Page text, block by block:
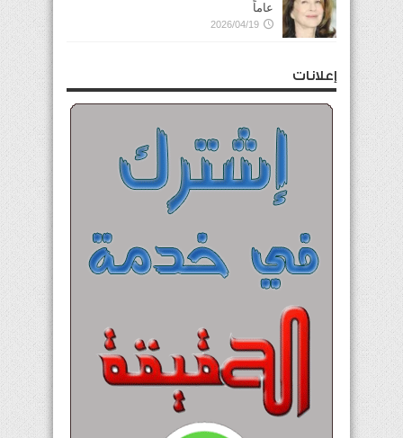
عاماً
2026/04/19
إعلانات